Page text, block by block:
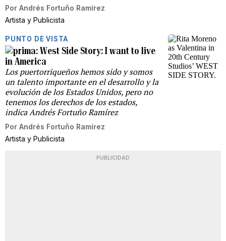
Por Andrés Fortuño Ramírez
Artista y Publicista
PUNTO DE VISTA
West Side Story: I want to live
in America
Los puertorriqueños hemos sido y somos
un talento importante en el desarrollo y la
evolución de los Estados Unidos, pero no
tenemos los derechos de los estados,
indica Andrés Fortuño Ramírez
Por Andrés Fortuño Ramírez
Artista y Publicista
PUBLICIDAD